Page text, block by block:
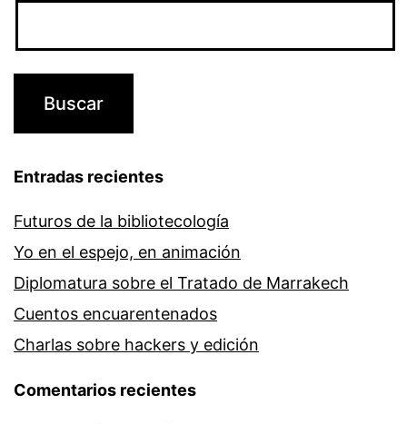
Entradas recientes
Futuros de la bibliotecología
Yo en el espejo, en animación
Diplomatura sobre el Tratado de Marrakech
Cuentos encuarentenados
Charlas sobre hackers y edición
Comentarios recientes